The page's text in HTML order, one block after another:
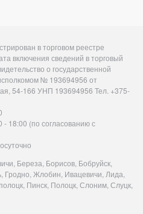
в торговом реестре
включения сведений в торговый
о государственной
№ 193694956 от
54-166 УНП 193694956 Тел. +375-
18:00 (по согласованию с
Береза, Борисов, Бобруйск,
Гродно, Жлобин, Ивацевичи, Лида,
Пинск, Полоцк, Слоним, Слуцк,